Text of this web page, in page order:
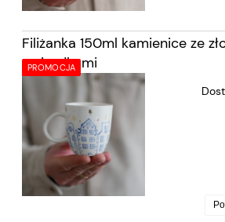
Filiżanka 150ml kamienice ze
gwiazdkami
PROMOCJA